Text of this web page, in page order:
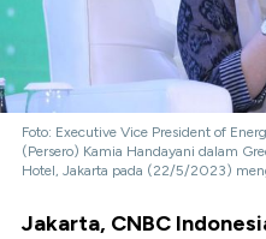
Foto: Executive Vice President of
(Persero) Kamia Handayani dalam
Hotel, Jakarta pada (22/5/2023)
Jakarta, CNBC